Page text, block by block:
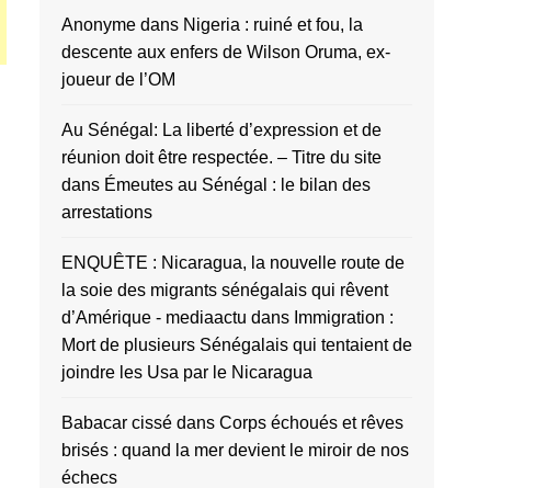
Anonyme dans Nigeria : ruiné et fou, la
descente aux enfers de Wilson Oruma, ex-
joueur de l’OM
Au Sénégal: La liberté d’expression et de
réunion doit être respectée. – Titre du site
dans Émeutes au Sénégal : le bilan des
arrestations
ENQUÊTE : Nicaragua, la nouvelle route de
la soie des migrants sénégalais qui rêvent
d’Amérique - mediaactu dans Immigration :
Mort de plusieurs Sénégalais qui tentaient de
joindre les Usa par le Nicaragua
Babacar cissé dans Corps échoués et rêves
brisés : quand la mer devient le miroir de nos
échecs